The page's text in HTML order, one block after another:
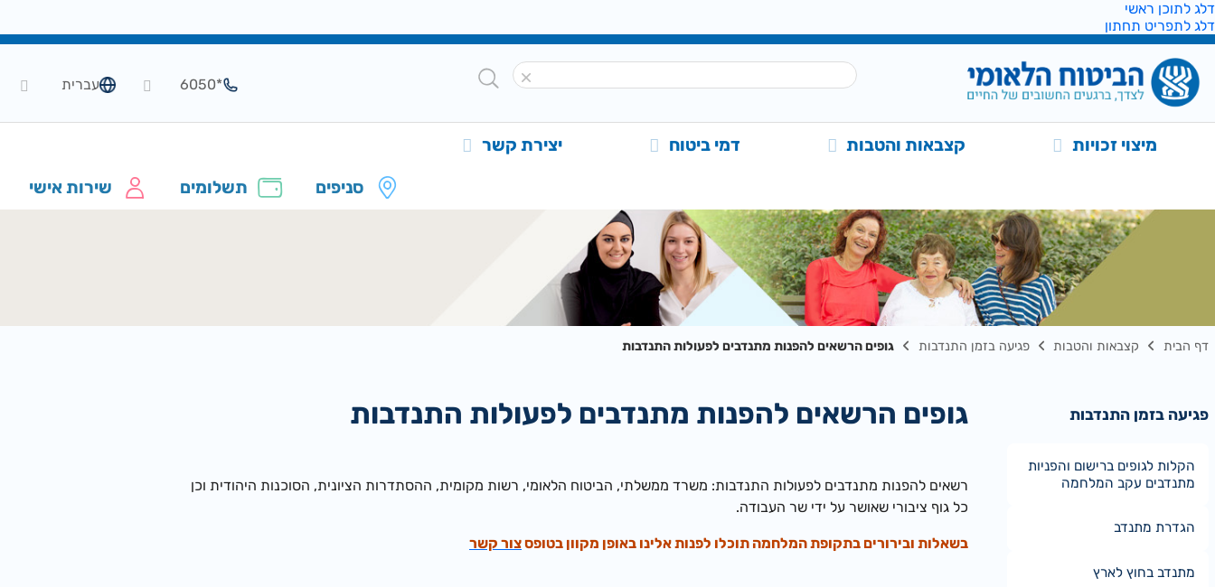
דלג לתוכן ראשי
דלג לתפריט תחתון
עברית *6050
מיצוי זכויות קצבאות והטבות דמי ביטוח יצירת קשר
סניפים תשלומים שירות אישי
דף הבית קצבאות והטבות פגיעה בזמן התנדבות גופים הרשאים להפנות מתנדבים לפעולות התנדבות
פגיעה בזמן התנדבות
הקלות לגופים ברישום והפניות
מתנדבים עקב המלחמה
הגדרת מתנדב
מתנדב בחוץ לארץ
גופים הרשאים להפנות מתנדבים לפעולות התנדבות
רשאים להפנות מתנדבים לפעולות התנדבות: משרד ממשלתי, הביטוח הלאומי, רשות מקומית, ההסתדרות הציונית, הסוכנות היהודית וכן
כל גוף ציבורי שאושר על ידי שר העבודה.
בשאלות ובירורים בתקופת המלחמה תוכלו לפנות אלינו באופן מקוון בטופסצור קשר